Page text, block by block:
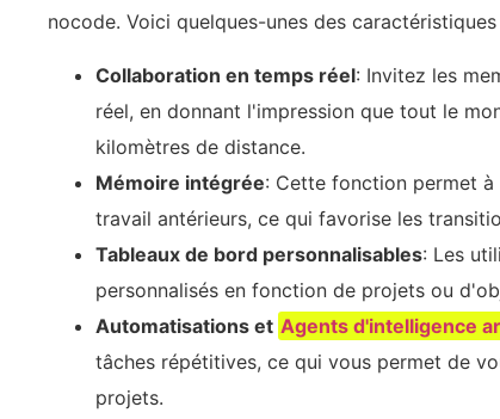
nocode. Voici quelques-unes des
Collaboration en temps réel: Invitez les
réel, en donnant l'impression que tout le
kilomètres de distance.
Mémoire intégrée: Cette fonction permet
travail antérieurs, ce qui favorise les
Tableaux de bord personnalisables: Les
personnalisés en fonction de projets ou
Automatisations et Agents d'intelligence
tâches répétitives, ce qui vous permet de
projets.